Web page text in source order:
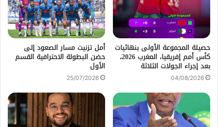
حصيلة المجموعة الأولى بنهائيات
كأس أمم إفريقيا، المغرب 2026،
بعد إجراء الجولات الثلاثة
04/08/2026
أمل تزنيت مسار الصعود إلى
حضن البطولة الاحترافية القسم
الأول
25/07/2026